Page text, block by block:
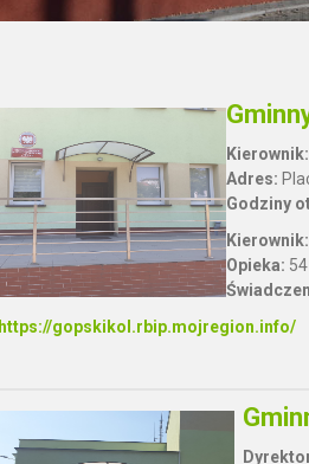
Kierownik:
Adres:
Godziny
Kierownik:
Opieka:
https://gopskikol.rbip.mojregion.info/